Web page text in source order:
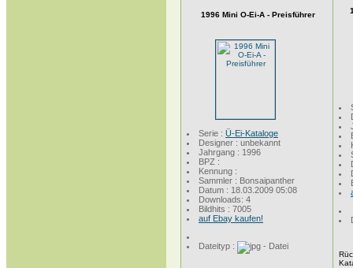
1996 Mini O-Ei-A - Preisführer
Serie : Ü-Ei-Kataloge
Designer : unbekannt
Jahrgang : 1996
BPZ :
Kennung :
Sammler : Bonsaipanther
Datum : 18.03.2009 05:08
Downloads: 4
Bildhits : 7005
auf Ebay kaufen!
Dateityp :